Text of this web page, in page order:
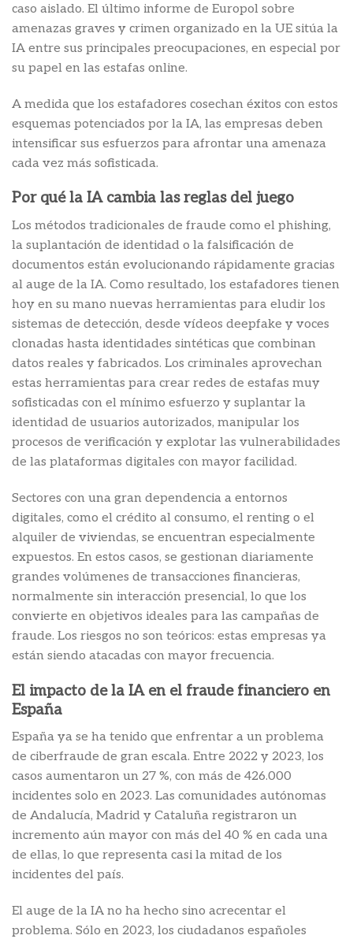
caso aislado. El último informe de Europol sobre
amenazas graves y crimen organizado en la UE sitúa la
IA entre sus principales preocupaciones, en especial por
su papel en las estafas online.
A medida que los estafadores cosechan éxitos con estos
esquemas potenciados por la IA, las empresas deben
intensificar sus esfuerzos para afrontar una amenaza
cada vez más sofisticada.
Por qué la IA cambia las reglas del juego
Los métodos tradicionales de fraude como el phishing,
la suplantación de identidad o la falsificación de
documentos están evolucionando rápidamente gracias
al auge de la IA. Como resultado, los estafadores tienen
hoy en su mano nuevas herramientas para eludir los
sistemas de detección, desde vídeos deepfake y voces
clonadas hasta identidades sintéticas que combinan
datos reales y fabricados. Los criminales aprovechan
estas herramientas para crear redes de estafas muy
sofisticadas con el mínimo esfuerzo y suplantar la
identidad de usuarios autorizados, manipular los
procesos de verificación y explotar las vulnerabilidades
de las plataformas digitales con mayor facilidad.
Sectores con una gran dependencia a entornos
digitales, como el crédito al consumo, el renting o el
alquiler de viviendas, se encuentran especialmente
expuestos. En estos casos, se gestionan diariamente
grandes volúmenes de transacciones financieras,
normalmente sin interacción presencial, lo que los
convierte en objetivos ideales para las campañas de
fraude. Los riesgos no son teóricos: estas empresas ya
están siendo atacadas con mayor frecuencia.
El impacto de la IA en el fraude financiero en
España
España ya se ha tenido que enfrentar a un problema
de ciberfraude de gran escala. Entre 2022 y 2023, los
casos aumentaron un 27 %, con más de 426.000
incidentes solo en 2023. Las comunidades autónomas
de Andalucía, Madrid y Cataluña registraron un
incremento aún mayor con más del 40 % en cada una
de ellas, lo que representa casi la mitad de los
incidentes del país.
El auge de la IA no ha hecho sino acrecentar el
problema. Sólo en 2023, los ciudadanos españoles